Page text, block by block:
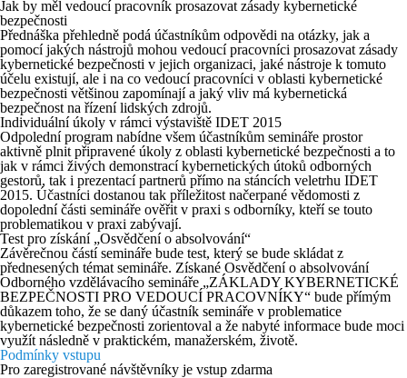
Jak by měl vedoucí pracovník prosazovat zásady kybernetické
bezpečnosti
Přednáška přehledně podá účastníkům odpovědi na otázky, jak a
pomocí jakých nástrojů mohou vedoucí pracovníci prosazovat zásady
kybernetické bezpečnosti v jejich organizaci, jaké nástroje k tomuto
účelu existují, ale i na co vedoucí pracovníci v oblasti kybernetické
bezpečnosti většinou zapomínají a jaký vliv má kybernetická
bezpečnost na řízení lidských zdrojů.
Individuální úkoly v rámci výstaviště IDET 2015
Odpolední program nabídne všem účastníkům semináře prostor
aktivně plnit připravené úkoly z oblasti kybernetické bezpečnosti a to
jak v rámci živých demonstrací kybernetických útoků odborných
gestorů, tak i prezentací partnerů přímo na stáncích veletrhu IDET
2015. Účastníci dostanou tak příležitost načerpané vědomosti z
dopolední části semináře ověřit v praxi s odborníky, kteří se touto
problematikou v praxi zabývají.
Test pro získání „Osvědčení o absolvování“
Závěrečnou částí semináře bude test, který se bude skládat z
přednesených témat semináře. Získané Osvědčení o absolvování
Odborného vzdělávacího semináře „ZÁKLADY KYBERNETICKÉ
BEZPEČNOSTI PRO VEDOUCÍ PRACOVNÍKY“ bude přímým
důkazem toho, že se daný účastník semináře v problematice
kybernetické bezpečnosti zorientoval a že nabyté informace bude moci
využít následně v praktickém, manažerském, životě.
Podmínky vstupu
Pro zaregistrované návštěvníky je vstup zdarma